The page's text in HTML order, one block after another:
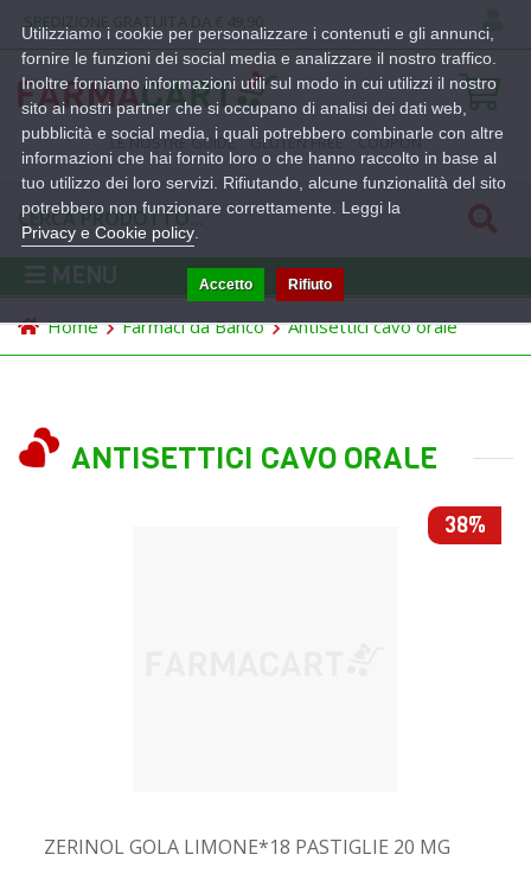
SPEDIZIONE GRATUITA DA € 49,90
LE NOSTRE GUIDE GLUTEN FREE COUPON
MENU
Home Farmaci da Banco Antisettici cavo orale
ANTISETTICI CAVO ORALE
38%
ZERINOL GOLA LIMONE*18 PASTIGLIE 20 MG
Utilizziamo i cookie per personalizzare i contenuti e gli annunci,
fornire le funzioni dei social media e analizzare il nostro traffico.
Inoltre forniamo informazioni utili sul modo in cui utilizzi il nostro
sito ai nostri partner che si occupano di analisi dei dati web,
pubblicità e social media, i quali potrebbero combinarle con altre
informazioni che hai fornito loro o che hanno raccolto in base al
tuo utilizzo dei loro servizi. Rifiutando, alcune funzionalità del sito
potrebbero non funzionare correttamente. Leggi la
Privacy e Cookie policy
Accetto Rifiuto